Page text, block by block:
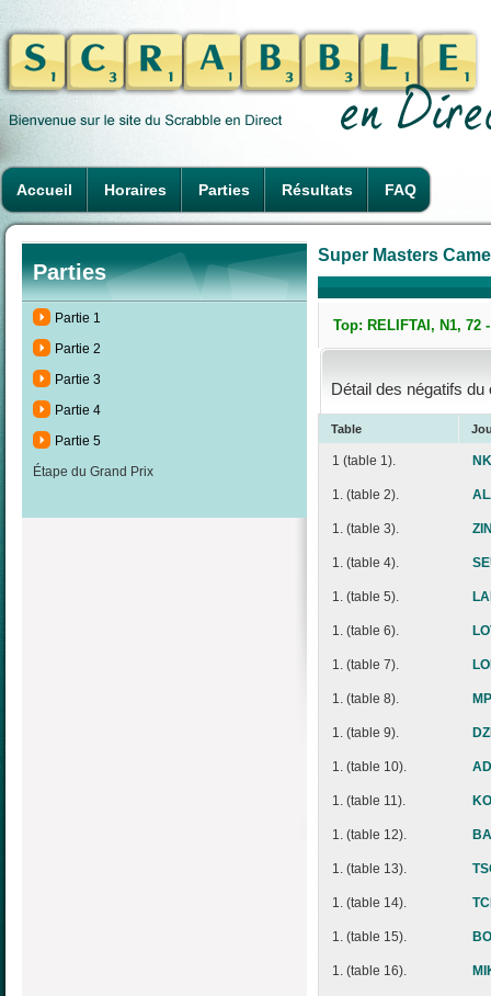
Accueil Horaires Parties Résultats FAQ
Parties
Partie 1
Partie 2
Partie 3
Partie 4
Partie 5
Étape du Grand Prix
Super Masters
Top: RELIFTAI, N1, 72
Détail des négatifs
Table
1 (table 1).
1. (table 2).
1. (table 3).
1. (table 4).
1. (table 5).
1. (table 6).
1. (table 7).
1. (table 8).
1. (table 9).
1. (table 10).
1. (table 11).
1. (table 12).
1. (table 13).
1. (table 14).
1. (table 15).
1. (table 16).